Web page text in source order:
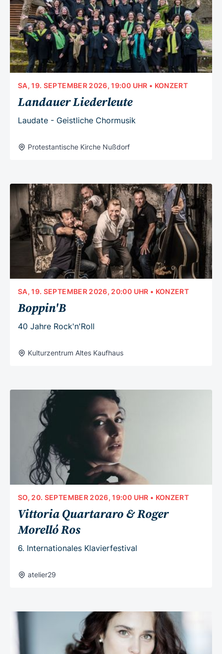
SA, 19. SEPTEMBER 2026, 19:00 UHR • KONZERT
Landauer Liederleute
Laudate - Geistliche Chormusik
Protestantische Kirche Nußdorf
SA, 19. SEPTEMBER 2026, 20:00 UHR • KONZERT
Boppin'B
40 Jahre Rock'n'Roll
Kulturzentrum Altes Kaufhaus
SO, 20. SEPTEMBER 2026, 19:00 UHR • KONZERT
Vittoria Quartararo & Roger
Morelló Ros
6. Internationales Klavierfestival
atelier29